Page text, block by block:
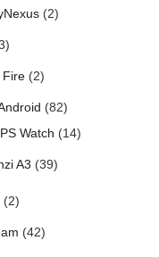
(2)
Fire(2)
(82)
Watch (14)
A3 (39)
(2)
(42)